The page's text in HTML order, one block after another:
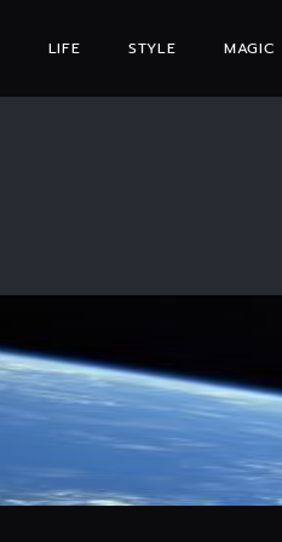
LIFE STYLE MAGIC